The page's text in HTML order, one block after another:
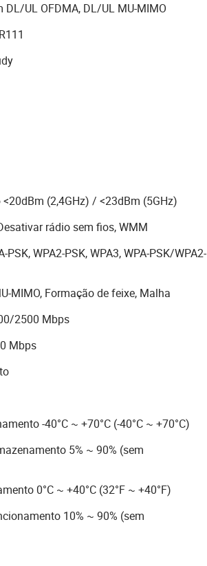
UL OFDMA, DL/UL MU-MIMO
(2,4GHz) / <23dBm (5GHz)
rádio sem fios, WMM
WPA2-PSK, WPA3, WPA-PSK/WPA2-
MIMO, Formação de feixe, Malha
2500 Mbps
Mbps
-40°C ~ +70°C (-40°C ~ +70°C)
5% ~ 90% (sem
0°C ~ +40°C (32°F ~ +40°F)
10% ~ 90% (sem